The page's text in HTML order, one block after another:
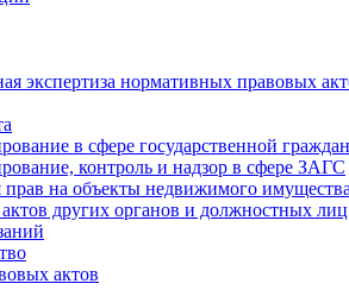
экспертиза нормативных правовых
в сфере государственной
контроль и надзор в сфере ЗАГС
прав на объекты недвижимого
других органов и должностных лиц
актов